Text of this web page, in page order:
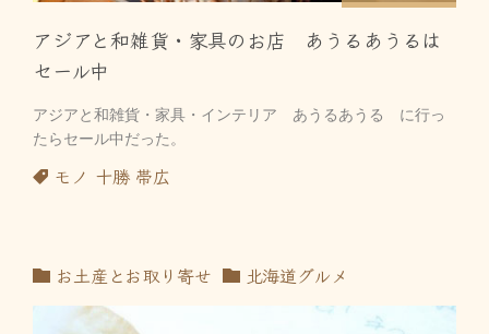
アジアと和雑貨・家具のお店 あうるあうるは
セール中
アジアと和雑貨・家具・インテリア あうるあうる に行っ
たらセール中だった。
モノ 十勝 帯広
お土産とお取り寄せ 北海道グルメ